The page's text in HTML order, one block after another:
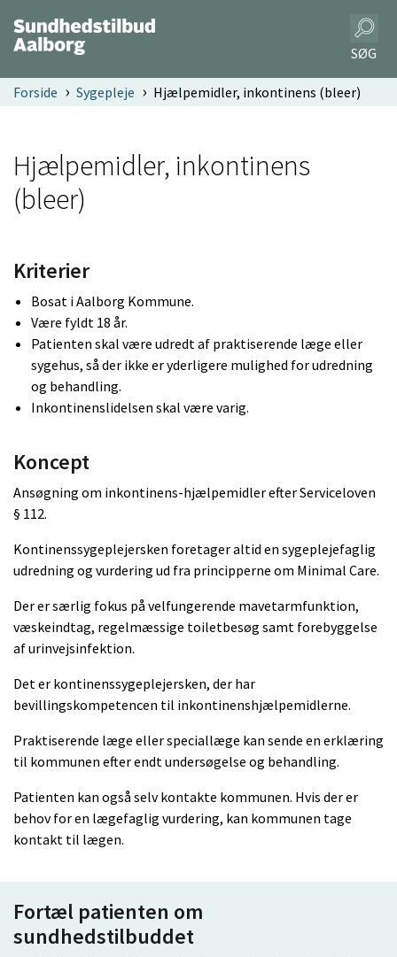
SØG
Forside Sygepleje Hjælpemidler, inkontinens (bleer)
Hjælpemidler, inkontinens
(bleer)
Kriterier
Bosat i Aalborg Kommune.
Være fyldt 18 år.
Patienten skal være udredt af praktiserende læge eller
sygehus, så der ikke er yderligere mulighed for udredning
og behandling.
Inkontinenslidelsen skal være varig.
Koncept
Ansøgning om inkontinens-hjælpemidler efter Serviceloven
§ 112.
Kontinenssygeplejersken foretager altid en sygeplejefaglig
udredning og vurdering ud fra principperne om Minimal Care.
Der er særlig fokus på velfungerende mavetarmfunktion,
væskeindtag, regelmæssige toiletbesøg samt forebyggelse
af urinvejsinfektion.
Det er kontinenssygeplejersken, der har
bevillingskompetencen til inkontinenshjælpemidlerne.
Praktiserende læge eller speciallæge kan sende en erklæring
til kommunen efter endt undersøgelse og behandling.
Patienten kan også selv kontakte kommunen. Hvis der er
behov for en lægefaglig vurdering, kan kommunen tage
kontakt til lægen.
Fortæl patienten om
sundhedstilbuddet